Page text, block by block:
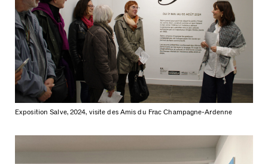
Exposition Salve, 2024, visite des Amis du Frac Champagne-Ardenne